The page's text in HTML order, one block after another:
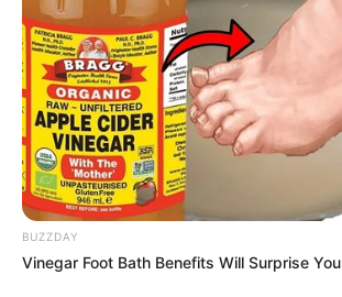
BUZZDAY
Vinegar Foot Bath Benefits Will Surprise You